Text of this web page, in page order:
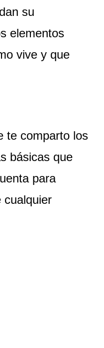
su
elementos
vive y que
te comparto los
básicas que
para
cualquier